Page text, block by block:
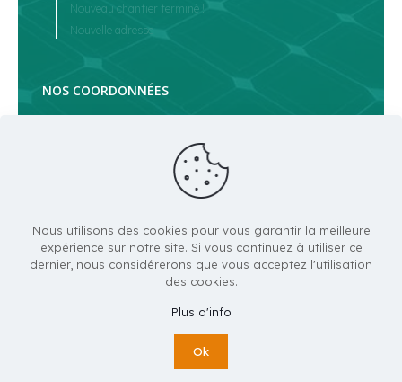
Nouveau chantier terminé !
Nouvelle adresse
NOS COORDONNÉES
contact@alphasolaire.fr
Du lundi au vendredi
8.00 - 12.00 & 14.00 - 17.00
Nous utilisons des cookies pour vous garantir la meilleure
expérience sur notre site. Si vous continuez à utiliser ce
dernier, nous considérerons que vous acceptez l'utilisation
des cookies.
Plus d'info
Ok